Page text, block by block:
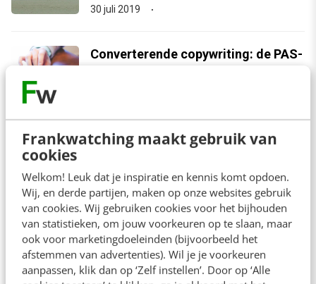
Frankwatching maakt gebruik van
cookies
Welkom! Leuk dat je inspiratie en kennis komt opdoen.
Wij, en derde partijen, maken op onze websites gebruik
van cookies. Wij gebruiken cookies voor het bijhouden
van statistieken, om jouw voorkeuren op te slaan, maar
ook voor marketingdoeleinden (bijvoorbeeld het
afstemmen van advertenties). Wil je je voorkeuren
aanpassen, klik dan op ‘Zelf instellen’. Door op ‘Alle
30 juli 2019
Converterende copywriting: de PAS-
Bekijk meer
Contact Redactie
redactie@frankwatching.com